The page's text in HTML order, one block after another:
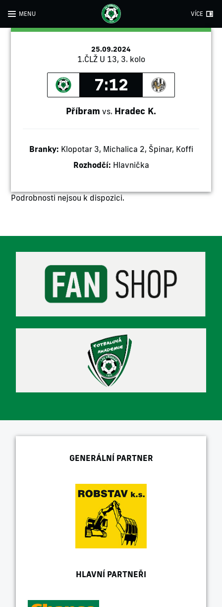
MENU VÍCE
25.09.2024
1.ČLŽ U 13, 3. kolo
7:12
Příbram vs. Hradec K.
Branky: Klopotar 3, Michalica 2, Špinar, Koffi
Rozhodčí: Hlavnička
Podrobnosti nejsou k dispozici.
GENERÁLNÍ PARTNER
HLAVNÍ PARTNEŘI